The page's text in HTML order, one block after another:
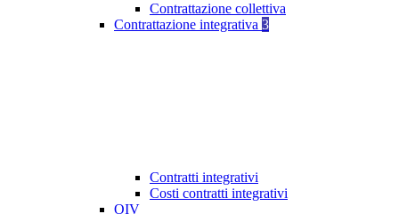
Contrattazione collettiva
Contrattazione integrativa 3
Contratti integrativi
Costi contratti integrativi
OIV